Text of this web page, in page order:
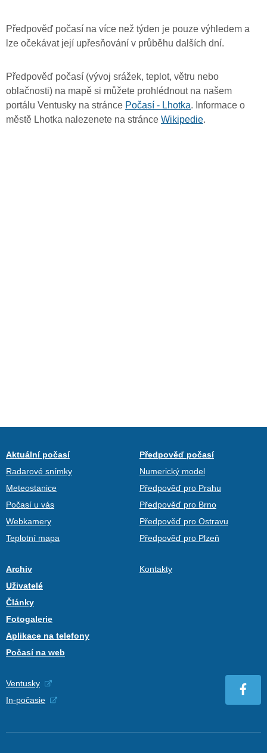
Předpověď počasí na více než týden je pouze výhledem a
lze očekávat její upřesňování v průběhu dalších dní.
Předpověď počasí (vývoj srážek, teplot, větru nebo
oblačnosti) na mapě si můžete prohlédnout na našem
portálu Ventusky na stránce Počasí - Lhotka. Informace o
městě Lhotka nalezenete na stránce Wikipedie.
Aktuální počasí
Radarové snímky
Meteostanice
Počasí u vás
Webkamery
Teplotní mapa
Předpověď počasí
Numerický model
Předpověď pro Prahu
Předpověď pro Brno
Předpověď pro Ostravu
Předpověď pro Plzeň
Archiv
Uživatelé
Články
Fotogalerie
Aplikace na telefony
Počasí na web
Kontakty
Ventusky
In-počasie